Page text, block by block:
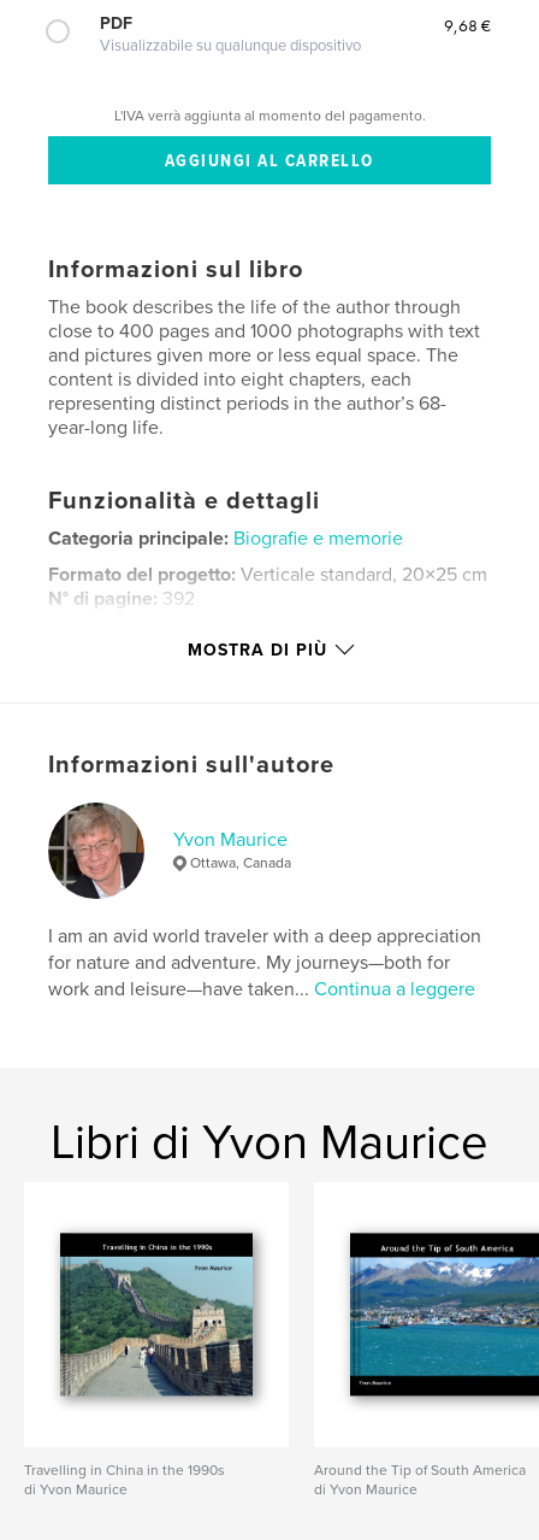
PDF
Visualizzabile su qualunque dispositivo
9,68 €
L'IVA verrà aggiunta al momento del pagamento.
Informazioni sul libro
The book describes the life of the author through
close to 400 pages and 1000 photographs with text
and pictures given more or less equal space. The
content is divided into eight chapters, each
representing distinct periods in the author’s 68-
year-long life.
Funzionalità e dettagli
Categoria principale: Biografie e memorie
Formato del progetto:Verticale standard, 20×25 cm
N° di pagine: 392
ott 17, 2015
MOSTRA DI PIÙ
Informazioni sull'autore
Yvon Maurice
Ottawa, Canada
I am an avid world traveler with a deep appreciation
for nature and adventure. My journeys—both for
work and leisure—have taken...Continua a leggere
Libri di Yvon Maurice
Travelling in China in the 1990s
di Yvon Maurice
Around the Tip of South America
di Yvon Maurice